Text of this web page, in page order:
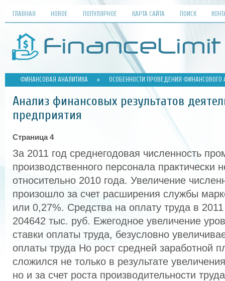
ГЛАВНАЯ НОВОЕ ПОПУЛЯРНОЕ КАРТА САЙТА ПОИСК
ФИНАНСОВАЯ АНАЛИТИКА » ОСОБЕННОСТИ ПРОВЕДЕНИЯ ФИНАНСОВОГО
Анализ финансовых результатов
предприятия
Страница 4
За 2011 год среднегодовая численность
производственного персонала практически
относительно 2010 года. Увеличение
произошло за счет расширения службы
или 0,27%. Средства на оплату труда в
204642 тыс. руб. Ежегодное увеличение
ставки оплаты труда, безусловно
оплаты труда Но рост средней заработной
сложился не только в результате
но и за счет роста производительности